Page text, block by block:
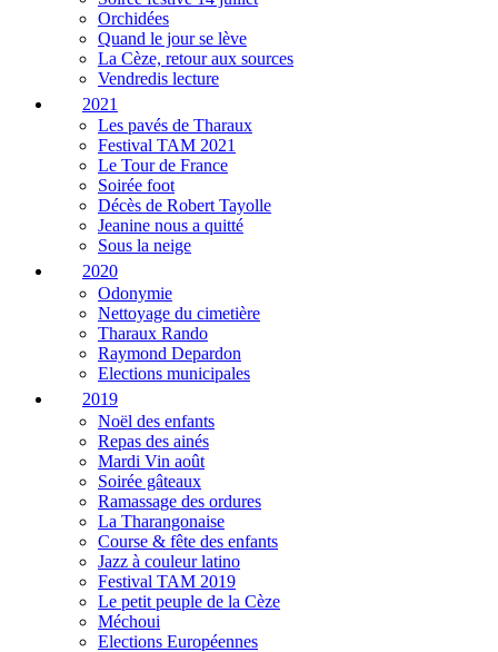
Orchidées
Quand le jour se lève
La Cèze, retour aux sources
Vendredis lecture
2021
Les pavés de Tharaux
Festival TAM 2021
Le Tour de France
Soirée foot
Décès de Robert Tayolle
Jeanine nous a quitté
Sous la neige
2020
Odonymie
Nettoyage du cimetière
Tharaux Rando
Raymond Depardon
Elections municipales
2019
Noël des enfants
Repas des ainés
Mardi Vin août
Soirée gâteaux
Ramassage des ordures
La Tharangonaise
Course & fête des enfants
Jazz à couleur latino
Festival TAM 2019
Le petit peuple de la Cèze
Méchoui
Elections Européennes